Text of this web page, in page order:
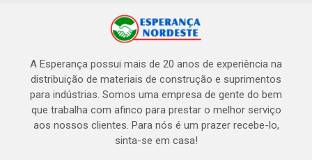
A Esperança possui mais de 20 anos de experiência na
distribuição de materiais de construção e suprimentos
para indústrias. Somos uma empresa de gente do bem
que trabalha com afinco para prestar o melhor serviço
aos nossos clientes. Para nós é um prazer recebe-lo,
sinta-se em casa!